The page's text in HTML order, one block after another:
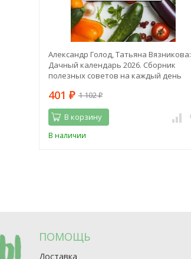
Александр Голод, Татьяна Вязникова:
Дачный календарь 2026. Сборник
полезных советов на каждый день
401 ₽ 1 102₽
В корзину
В наличии
ПОМОЩЬ
Доставка